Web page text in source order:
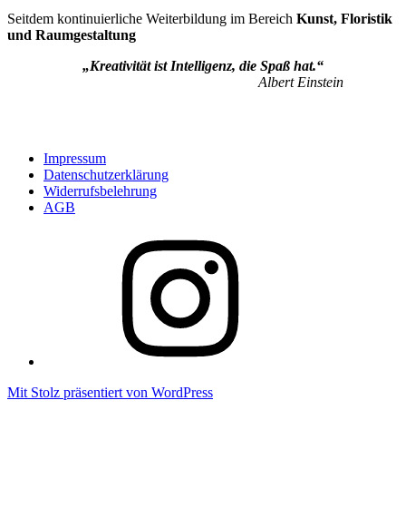
Seitdem kontinuierliche Weiterbildung im Bereich Kunst, Floristik
und Raumgestaltung
„Kreativität ist Intelligenz, die Spaß hat.“
Albert Einstein
Impressum
Datenschutzerklärung
Widerrufsbelehrung
AGB
Mit Stolz präsentiert von WordPress